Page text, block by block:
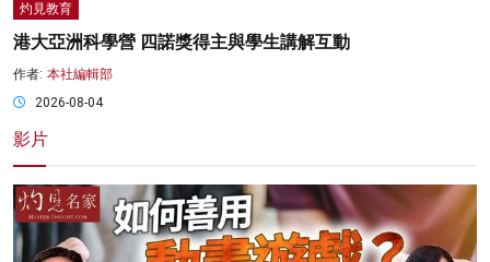
灼見教育
港大亞洲科學營 四諾獎得主與學生講解互動
作者: 本社編輯部
2026-08-04
影片